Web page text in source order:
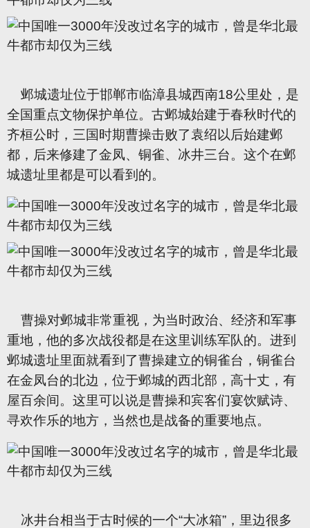
邺城遗址位于邯郸市临漳县城西南18公里处，是
全国重点文物保护单位。古邺城始建于春秋时代的
齐桓公时，三国时期曹操击败了袁绍以后始建邺
都，后来修建了金凤、铜雀、冰井三台。这个在邺
城遗址里都是可以看到的。
曹操对邺城非常重视，为当时政治、经济和军事
重地，他的多次战役都是在这里训练军队的。进到
邺城遗址里面就看到了曹操建立的铜雀台，铜雀台
在金凤台的北边，位于邺城的西北部，高十丈，有
屋百余间。这里可以说是曹操和宾客们宴饮赋诗、
寻欢作乐的地方，当然也是战备的重要地点。
冰井台相当于古时候的一个“大冰箱”，里边很多